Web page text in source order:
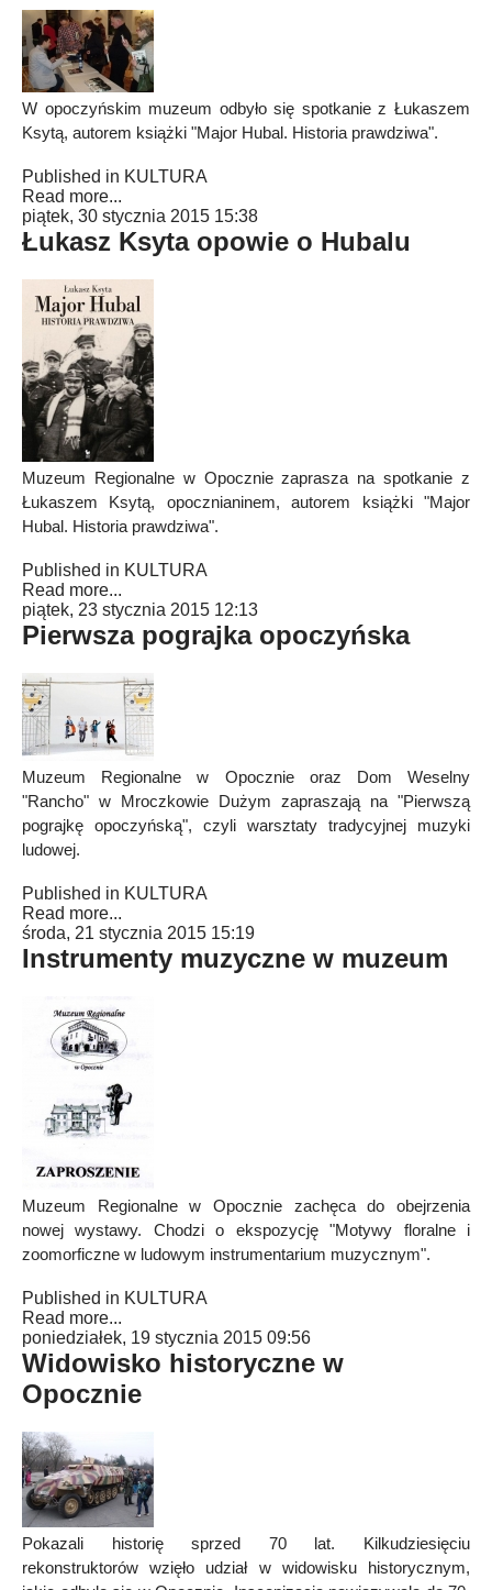
W opoczyńskim muzeum odbyło się spotkanie z Łukaszem
Ksytą, autorem książki "Major Hubal. Historia prawdziwa".
Published in KULTURA
Read more...
piątek, 30 stycznia 2015 15:38
Łukasz Ksyta opowie o Hubalu
Muzeum Regionalne w Opocznie zaprasza na spotkanie z
Łukaszem Ksytą, opocznianinem, autorem książki "Major
Hubal. Historia prawdziwa".
Published in KULTURA
Read more...
piątek, 23 stycznia 2015 12:13
Pierwsza pograjka opoczyńska
Muzeum Regionalne w Opocznie oraz Dom Weselny
"Rancho" w Mroczkowie Dużym zapraszają na "Pierwszą
pograjkę opoczyńską", czyli warsztaty tradycyjnej muzyki
ludowej.
Published in KULTURA
Read more...
środa, 21 stycznia 2015 15:19
Instrumenty muzyczne w muzeum
Muzeum Regionalne w Opocznie zachęca do obejrzenia
nowej wystawy. Chodzi o ekspozycję "Motywy floralne i
zoomorficzne w ludowym instrumentarium muzycznym".
Published in KULTURA
Read more...
poniedziałek, 19 stycznia 2015 09:56
Widowisko historyczne w
Opocznie
Pokazali historię sprzed 70 lat. Kilkudziesięciu
rekonstruktorów wzięło udział w widowisku historycznym,